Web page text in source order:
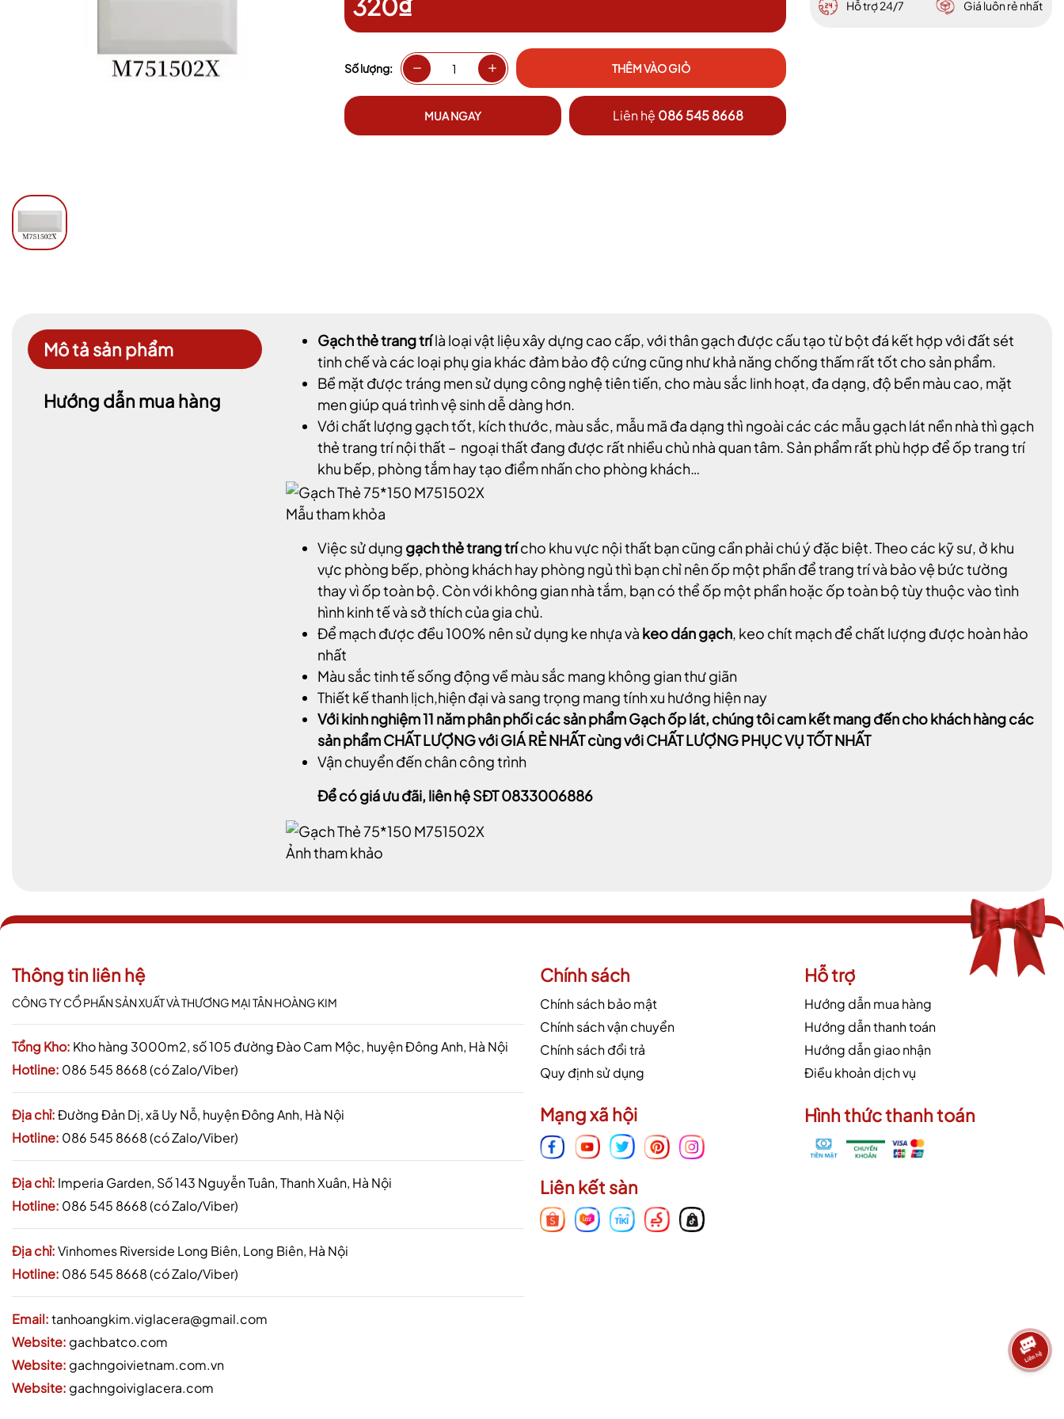
320₫
Số lượng: THÊM VÀO GIỎ
MUA NGAY Liên hệ 086 545 8668
Hỗ trợ 24/7
Giá luôn rẻ nhất
Mô tả sản phẩm
Hướng dẫn mua hàng
Gạch thẻ trang trílà loại vật liệu xây dựng cao cấp, với thân gạch được cấu tạo từ bột đá kết hợp với đất sét
tinh chế và các loại phụ gia khác đảm bảo độ cứng cũng như khả năng chống thấm rất tốt cho sản phẩm.
Bề mặt được tráng men sử dụng công nghệ tiên tiến, cho màu sắc linh hoạt, đa dạng, độ bền màu cao, mặt
men giúp quá trình vệ sinh dễ dàng hơn.
Với chất lượng gạch tốt, kích thước, màu sắc, mẫu mã đa dạng thì ngoài các các mẫu gạch lát nền nhà thì gạch
thẻ trang trí nội thất – ngoại thất đang được rất nhiều chủ nhà quan tâm. Sản phẩm rất phù hợp để ốp trang trí
khu bếp, phòng tắm hay tạo điểm nhấn cho phòng khách…
Mẫu tham khỏa
Việc sử dụng gạch thẻ trang trícho khu vực nội thất bạn cũng cần phải chú ý đặc biệt. Theo các kỹ sư, ở khu
vực phòng bếp, phòng khách hay phòng ngủ thì bạn chỉ nên ốp một phần để trang trí và bảo vệ bức tường
thay vì ốp toàn bộ. Còn với không gian nhà tắm, bạn có thể ốp một phần hoặc ốp toàn bộ tùy thuộc vào tình
hình kinh tế và sở thích của gia chủ.
Để mạch được đều 100% nên sử dụng ke nhựa và keo dán gạch, keo chít mạch để chất lượng được hoàn hảo
nhất
Màu sắc tinh tế sống động về màu sắc mang không gian thư giãn
Thiết kế thanh lịch,hiện đại và sang trọng mang tính xu hướng hiện nay
Với kinh nghiệm 11 năm phân phối các sản phẩm Gạch ốp lát, chúng tôi cam kết mang đến cho khách hàng các
sản phẩm CHẤT LƯỢNG với GIÁ RẺ NHẤT cùng với CHẤT LƯỢNG PHỤC VỤ TỐT NHẤT
Vận chuyển đến chân công trình
Để có giá ưu đãi, liên hệ SĐT 0833006886
Ảnh tham khảo
Thông tin liên hệ
CÔNG TY CỔ PHẦN SẢN XUẤT VÀ THƯƠNG MẠI TÂN HOÀNG KIM
Tổng Kho: Kho hàng 3000m2, số 105 đường Đào Cam Mộc, huyện Đông Anh, Hà Nội
Hotline: 086 545 8668 (có Zalo/Viber)
Địa chỉ:Đường Đản Dị, xã Uy Nỗ, huyện Đông Anh, Hà Nội
Hotline: 086 545 8668 (có Zalo/Viber)
Địa chỉ: Imperia Garden, Số 143 Nguyễn Tuân, Thanh Xuân, Hà Nội
Hotline: 086 545 8668 (có Zalo/Viber)
Địa chỉ:Vinhomes Riverside Long Biên, Long Biên, Hà Nội
Hotline: 086 545 8668 (có Zalo/Viber)
Email:tanhoangkim.viglacera@gmail.com
Website:gachbatco.com
Website:gachngoivietnam.com.vn
Website:gachngoiviglacera.com
Chính sách
Chính sách bảo mật
Chính sách vận chuyển
Chính sách đổi trả
Quy định sử dụng
Hỗ trợ
Hướng dẫn mua hàng
Hướng dẫn thanh toán
Hướng dẫn giao nhận
Điều khoản dịch vụ
Mạng xã hội
Liên kết sàn
Hình thức thanh toán